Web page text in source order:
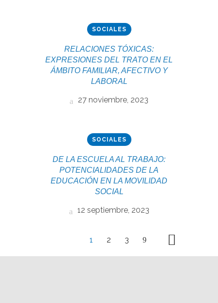
SOCIALES
RELACIONES TÓXICAS:
EXPRESIONES DEL TRATO EN EL
ÁMBITO FAMILIAR, AFECTIVO Y
LABORAL
27 noviembre, 2023
SOCIALES
DE LA ESCUELA AL TRABAJO:
POTENCIALIDADES DE LA
EDUCACIÓN EN LA MOVILIDAD
SOCIAL
12 septiembre, 2023
1 2 3